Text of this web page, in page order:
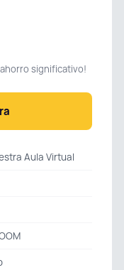
significativo!
Aula Virtual